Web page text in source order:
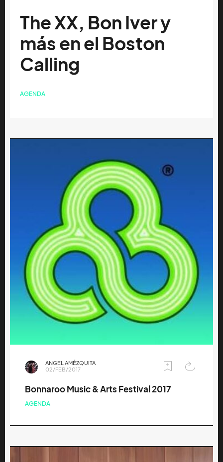
The XX, Bon Iver y
más en el Boston
Calling
AGENDA
ANGEL AMÉZQUITA
02/FEB/2017
Bonnaroo Music & Arts Festival 2017
AGENDA